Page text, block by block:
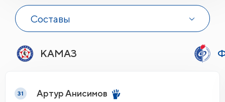
Составы
КАМАЗ
31 Артур Анисимов